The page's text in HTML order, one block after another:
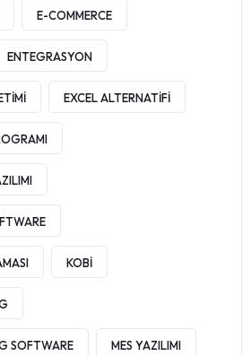
E-COMMERCE
ENTEGRASYON
EXCEL ALTERNATIFI
KOBI
SOFTWARE MES YAZILIMI